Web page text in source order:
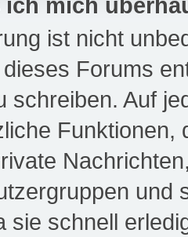
ich mich
ist nicht
Forums
schreiben. Auf
und
sie schnell